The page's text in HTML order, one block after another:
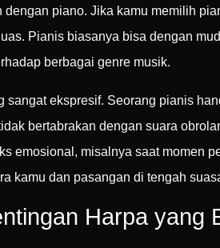
piano. Jika kamu memilih
Pianis biasanya bisa dengan
berbagai genre musik.
ekspresif. Seorang pianis
bertabrakan dengan suara
emosional, misalnya saat momen
kamu dan pasangan di tengah
Harpa yang